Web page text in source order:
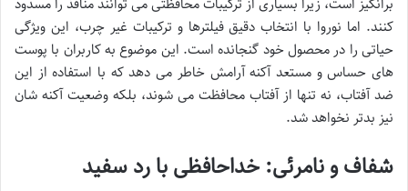
برانگیز است، زیرا بسیاری از ترکیبات محافظتی می توانند منافذ را مسدود
کنند. اما نوروا با انتخاب دقیق فیلترها و ترکیبات غیر چرب، این ویژگی
حیاتی را در محصول خود گنجانده است. این موضوع به کاربران با پوست
های حساس و مستعد آکنه آرامش خاطر می دهد که با استفاده از این
ضد آفتاب، نه تنها از آفتاب محافظت می شوند، بلکه وضعیت آکنه شان
نیز بدتر نخواهد شد.
شفاف و نامرئی: خداحافظی با رد سفید